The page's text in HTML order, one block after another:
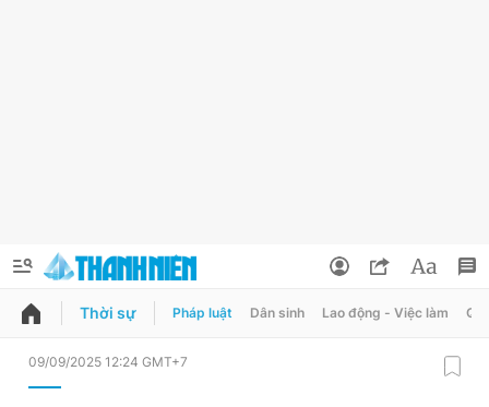
QUẢNG CÁO
Thời sự Pháp luật Dân sinh Lao động - Việc làm
09/09/2025 12:24 GMT+7